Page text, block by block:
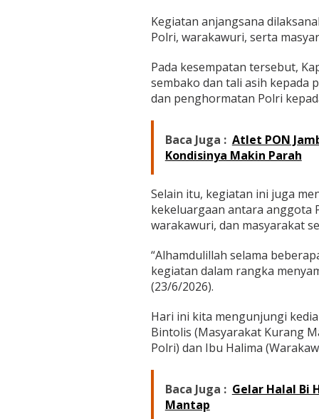
a
t
n
G
r
a
s
,
j
a
n
g
a
n
a
i
n
g
g
a
t
Kegiatan anjangsana
Polri, warakawuri, serta
Pada kesempatan tersebut,
sembako dan tali asih kepada
dan penghormatan Polri
Baca Juga : Atlet PON
Kondisinya Makin Parah
Selain itu, kegiatan ini juga
kekeluargaan antara anggota
warakawuri, dan masyarakat
“Alhamdulillah selama
kegiatan dalam rangka
(23/6/2026).
Hari ini kita mengunjungi
Bintolis (Masyarakat Kurang
Polri) dan Ibu Halima
Baca Juga : Gelar Halal Bi
Mantap